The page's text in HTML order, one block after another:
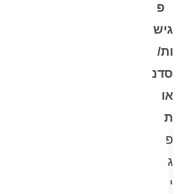
פ
גיש
ות/
סדנ
או
ת
פ
ג
י